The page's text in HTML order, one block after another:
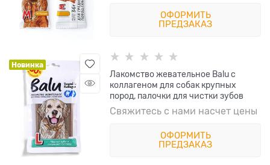
ОФОРМИТЬ
ПРЕДЗАКАЗ
Новинка
Лакомство жевательное Balu с
коллагеном для собак крупных
пород, палочки для чистки зубов
Свяжитесь с нами насчет цены
ОФОРМИТЬ
ПРЕДЗАКАЗ